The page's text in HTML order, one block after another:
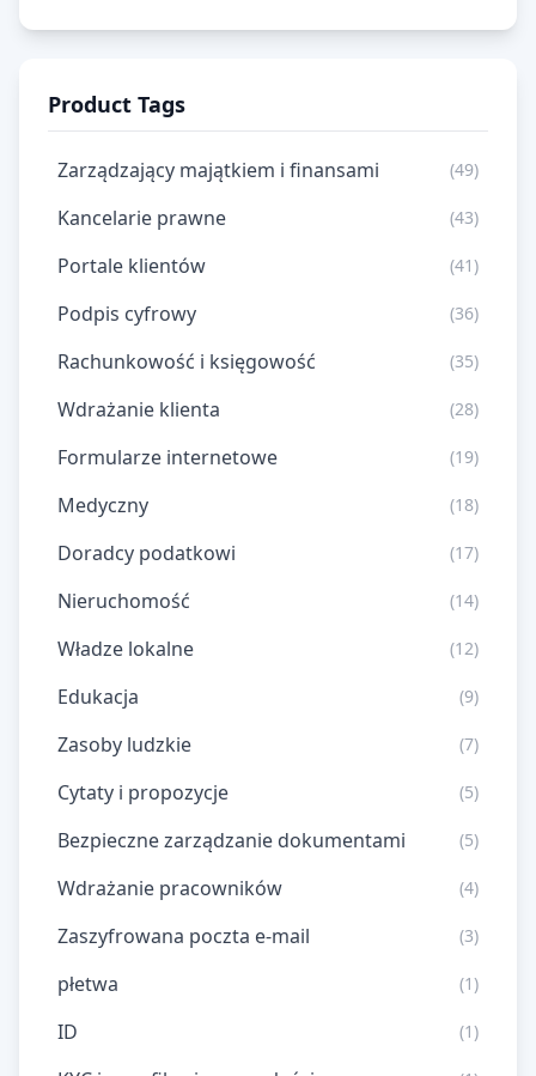
Product Tags
Zarządzający majątkiem i finansami (49)
Kancelarie prawne (43)
Portale klientów (41)
Podpis cyfrowy (36)
Rachunkowość i księgowość (35)
Wdrażanie klienta (28)
Formularze internetowe (19)
Medyczny (18)
Doradcy podatkowi (17)
Nieruchomość (14)
Władze lokalne (12)
Edukacja (9)
Zasoby ludzkie (7)
Cytaty i propozycje (5)
Bezpieczne zarządzanie dokumentami (5)
Wdrażanie pracowników (4)
Zaszyfrowana poczta e-mail (3)
płetwa (1)
ID (1)